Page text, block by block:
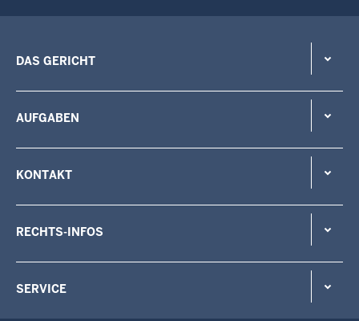
DAS GERICHT
AUFGABEN
KONTAKT
RECHTS-INFOS
SERVICE